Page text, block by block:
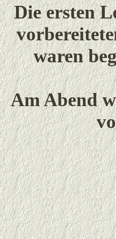
Die ersten
waren
Am Abend